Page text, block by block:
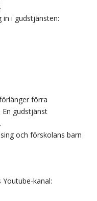
in i gudstjänsten:
förra
En gudstjänst
och förskolans barn
kanal: